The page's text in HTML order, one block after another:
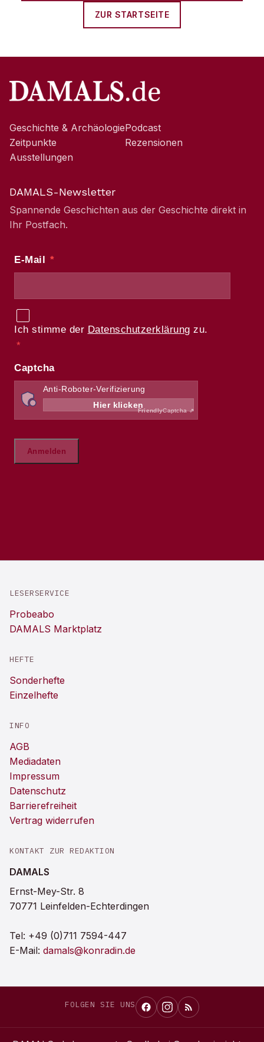
ZUR STARTSEITE
Geschichte & Archäologie
Zeitpunkte
Ausstellungen
Podcast
Rezensionen
DAMALS-Newsletter
Spannende Geschichten aus der Geschichte direkt in
Ihr Postfach.
LESERSERVICE
Probeabo
DAMALS Marktplatz
HEFTE
Sonderhefte
Einzelhefte
INFO
AGB
Mediadaten
Impressum
Datenschutz
Barrierefreiheit
Vertrag widerrufen
KONTAKT ZUR REDAKTION
DAMALS
Ernst-Mey-Str. 8
70771 Leinfelden-Echterdingen
Tel: +49 (0)711 7594-447
E-Mail: damals@konradin.de
FOLGEN SIE UNS